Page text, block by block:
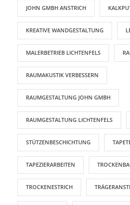
JOHN GMBH ANSTRICH
KREATIVE WANDGESTALTUNG
MALERBETRIEB LICHTENFELS
RAUMAKUSTIK VERBESSERN
RAUMGESTALTUNG JOHN GMBH
RAUMGESTALTUNG LICHTENFELS
STÜTZENBESCHICHTUNG
TAPEZIERARBEITEN
TROCKENESTRICH